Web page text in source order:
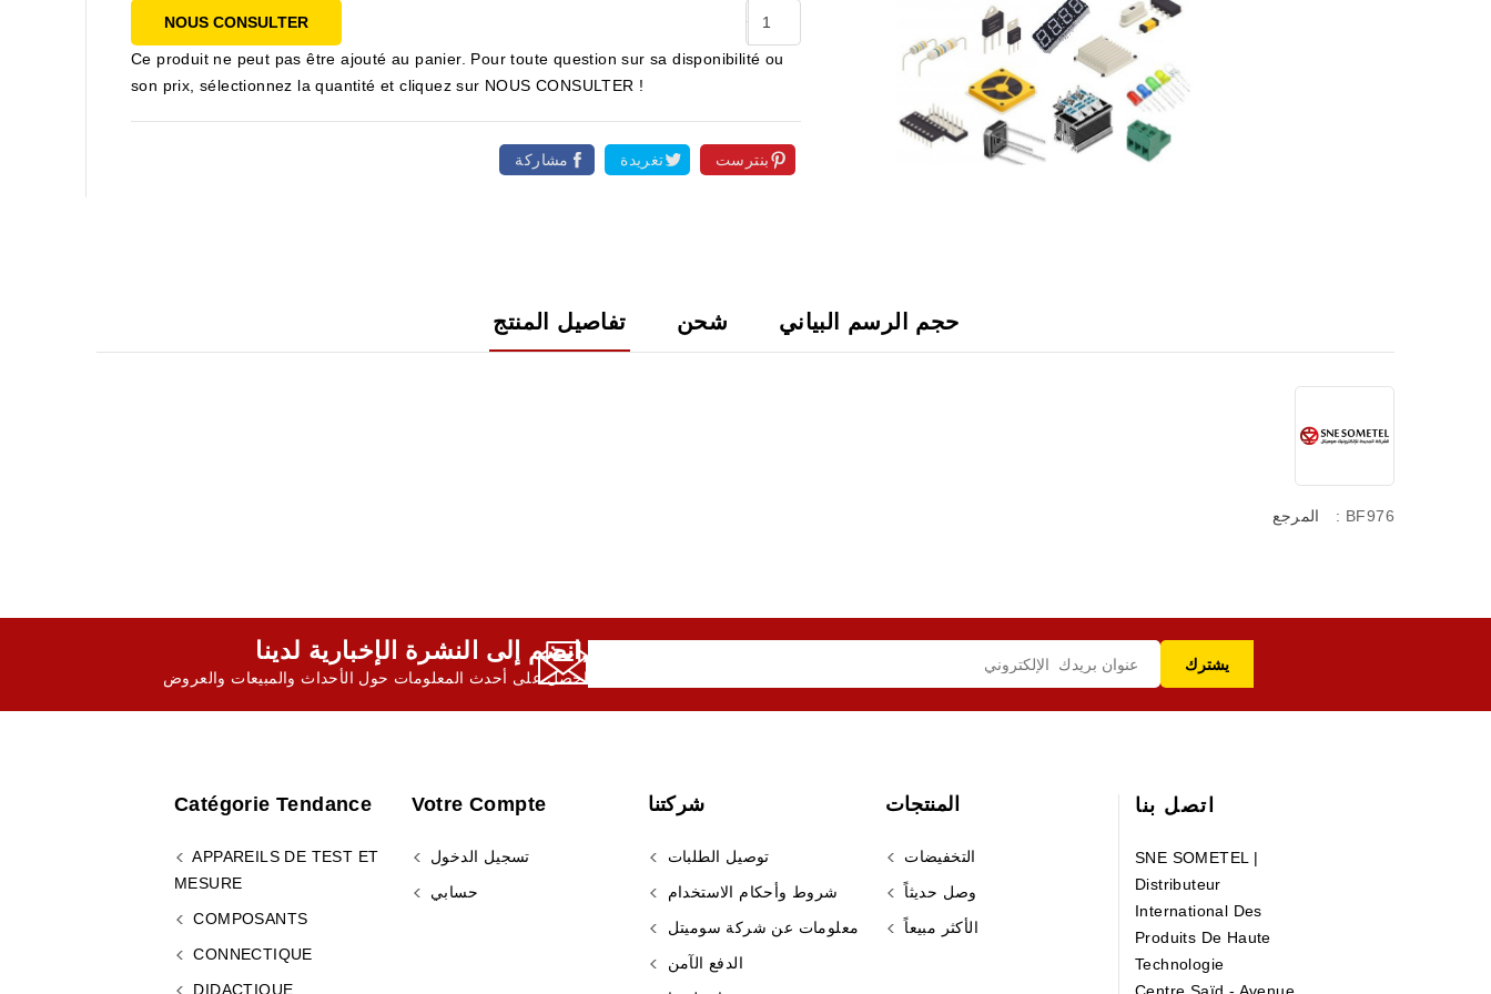
NOUS CONSULTER
Ce produit ne peut pas être ajouté au panier. Pour toute question sur sa disponibilité ou
son prix, sélectionnez la quantité et cliquez sur NOUS CONSULTER !
مشاركة تغريدة بنترست
تفاصيل المنتج شحن حجم الرسم البياني
المرجع : BF976
انضم إلى النشرة الإخبارية لدينا,
احصل على أحدث المعلومات حول الأحداث والمبيعات والعروض
اتصل بنا
SNE SOMETEL |
Distributeur
International Des
Produits De Haute
Technologie
المنتجات
التخفيضات
وصل حديثاً
الأكثر مبيعاً
شركتنا
توصيل الطلبات
شروط وأحكام الاستخدام
معلومات عن شركة سوميتل
الدفع الآمن
Votre Compte
تسجيل الدخول
حسابي
Catégorie Tendance
APPAREILS DE TEST ET
MESURE
COMPOSANTS
CONNECTIQUE
DIDACTIQUE